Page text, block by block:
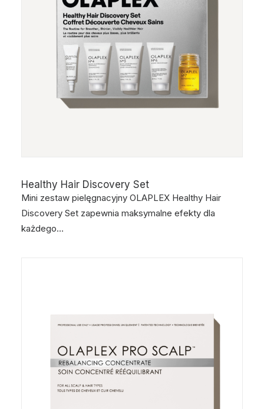
Healthy Hair Discovery Set
Mini zestaw pielęgnacyjny OLAPLEX Healthy Hair
Discovery Set zapewnia maksymalne efekty dla
każdego…